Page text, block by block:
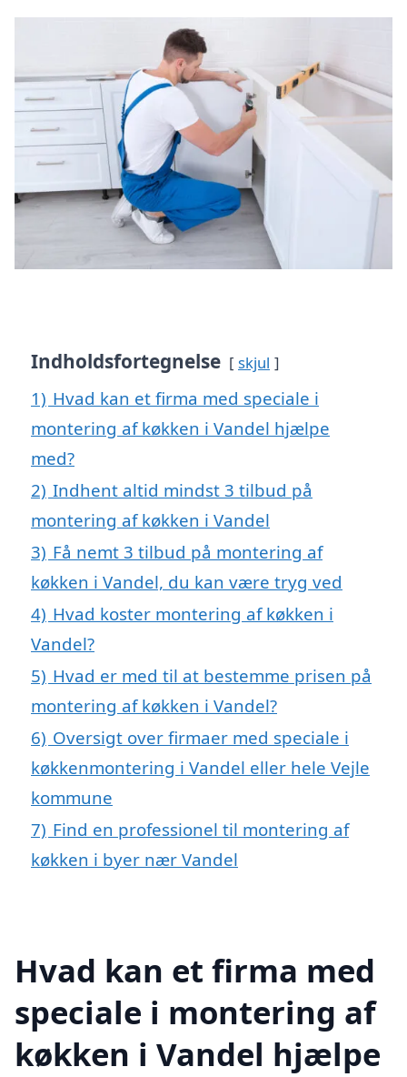
Indholdsfortegnelse skjul
1) Hvad kan et firma med speciale i
montering af køkken i Vandel hjælpe
med?
2) Indhent altid mindst 3 tilbud på
montering af køkken i Vandel
3) Få nemt 3 tilbud på montering af
køkken i Vandel, du kan være tryg ved
4) Hvad koster montering af køkken i
Vandel?
5) Hvad er med til at bestemme prisen på
montering af køkken i Vandel?
6) Oversigt over firmaer med speciale i
køkkenmontering i Vandel eller hele Vejle
kommune
7) Find en professionel til montering af
køkken i byer nær Vandel
Hvad kan et firma med
speciale i montering af
køkken i Vandel hjælpe